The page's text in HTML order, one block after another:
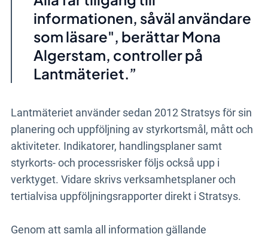
informationen, såväl användare
som läsare", berättar Mona
Algerstam, controller på
Lantmäteriet.
Lantmäteriet använder sedan 2012 Stratsys för sin
planering och uppföljning av styrkortsmål, mått och
aktiviteter. Indikatorer, handlingsplaner samt
styrkorts- och processrisker följs också upp i
verktyget. Vidare skrivs verksamhetsplaner och
tertialvisa uppföljningsrapporter direkt i Stratsys.
Genom att samla all information gällande